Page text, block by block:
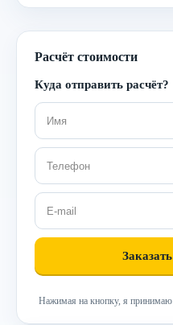
Расчёт стоимости
Куда отправить расчёт?
Нажимая на кнопку, я принимаю